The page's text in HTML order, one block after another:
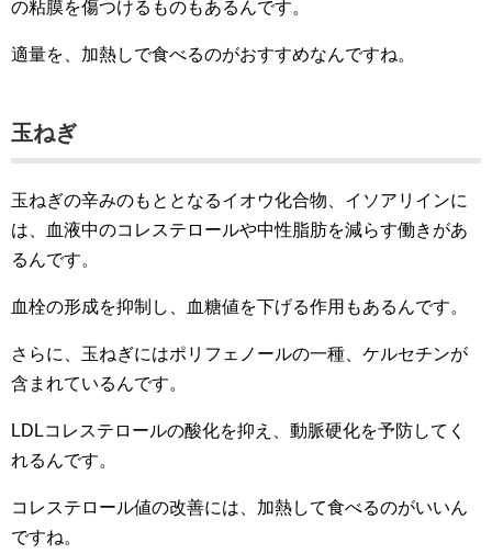
の粘膜を傷つけるものもあるんです。
適量を、加熱しで食べるのがおすすめなんですね。
玉ねぎ
玉ねぎの辛みのもととなるイオウ化合物、イソアリインに
は、血液中のコレステロールや中性脂肪を減らす働きがあ
るんです。
血栓の形成を抑制し、血糖値を下げる作用もあるんです。
さらに、玉ねぎにはポリフェノールの一種、ケルセチンが
含まれているんです。
LDLコレステロールの酸化を抑え、動脈硬化を予防してく
れるんです。
コレステロール値の改善には、加熱して食べるのがいいん
ですね。